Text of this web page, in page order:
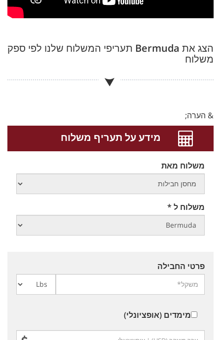
הצג את Bermuda תעריפי המשלוח שלנו לפי ספק
משלוח
& הערה;
מידע על תעריף משלוח
משלוח מאת
משלוח ל *
פרטי החבילה
מימדים (אופציונלי)